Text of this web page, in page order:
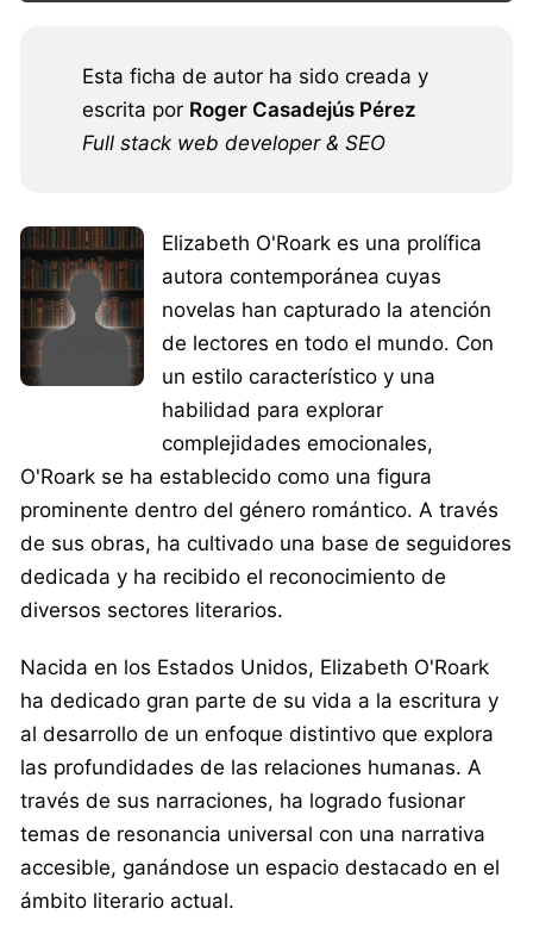
Esta ficha de autor ha sido creada y
escrita por Roger Casadejús Pérez
Full stack web developer & SEO
Elizabeth O'Roark es una prolífica
autora contemporánea cuyas
novelas han capturado la atención
de lectores en todo el mundo. Con
un estilo característico y una
habilidad para explorar
complejidades emocionales,
O'Roark se ha establecido como una figura
prominente dentro del género romántico. A través
de sus obras, ha cultivado una base de seguidores
dedicada y ha recibido el reconocimiento de
diversos sectores literarios.
Nacida en los Estados Unidos, Elizabeth O'Roark
ha dedicado gran parte de su vida a la escritura y
al desarrollo de un enfoque distintivo que explora
las profundidades de las relaciones humanas. A
través de sus narraciones, ha logrado fusionar
temas de resonancia universal con una narrativa
accesible, ganándose un espacio destacado en el
ámbito literario actual.